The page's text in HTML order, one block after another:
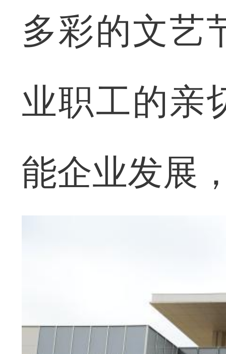
多彩的文艺
业职工的亲
能企业发展